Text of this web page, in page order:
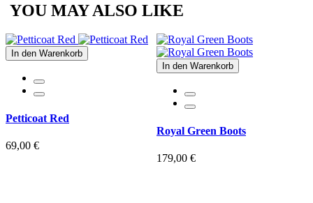
YOU MAY ALSO LIKE
In den Warenkorb
Petticoat Red
69,00 €
In den Warenkorb
Royal Green Boots
179,00 €